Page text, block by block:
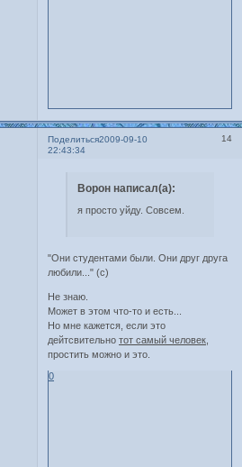
Поделиться 14
2009-09-10
22:43:34
Ворон написал(а):
я просто уйду. Совсем.
"Они студентами были. Они друг друга
любили..." (с)
Не знаю.
Может в этом что-то и есть...
Но мне кажется, если это
дейтсвительнотот самый человек
простить можно и это.
0